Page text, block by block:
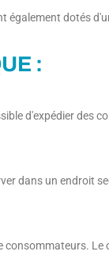
également dotés
:
d'expédier des
dans un endroit